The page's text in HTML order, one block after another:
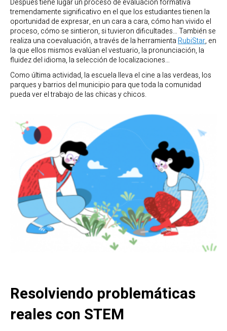
Después tiene lugar un proceso de evaluación formativa
tremendamente significativo en el que los estudiantes tienen la
oportunidad de expresar, en un cara a cara, cómo han vivido el
proceso, cómo se sintieron, si tuvieron dificultades… También se
realiza una coevaluación, a través de la herramienta RubiStar, en
la que ellos mismos evalúan el vestuario, la pronunciación, la
fluidez del idioma, la selección de localizaciones…
Como última actividad, la escuela lleva el cine a las verdeas, los
parques y barrios del municipio para que toda la comunidad
pueda ver el trabajo de las chicas y chicos.
Resolviendo problemáticas
reales con STEM